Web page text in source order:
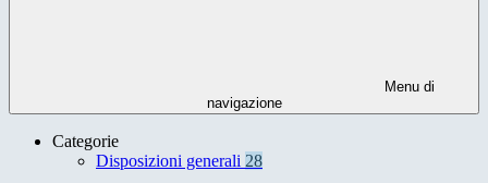
Menu di
navigazione
Categorie
Disposizioni generali 28